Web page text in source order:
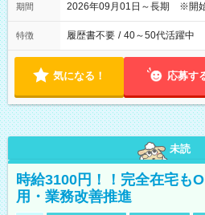
期間 2026年09月01日～長期 ※開
特徴 履歴書不要 / 40～50代活躍中
気になる！ 応募す
未読
時給3100円！！完全在宅も
用・業務改善推進